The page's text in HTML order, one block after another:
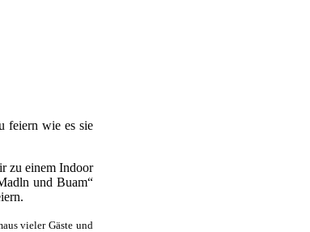
feiern wie es sie
zu einem Indoor
und Buam“
vieler Gäste und